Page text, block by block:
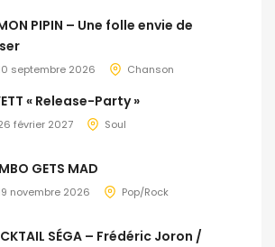
PIPIN – Une folle envie de
septembre 2026 Chanson
« Release-Party »
février 2027 Soul
GETS MAD
novembre 2026 Pop/Rock
SÉGA – Frédéric Joron /